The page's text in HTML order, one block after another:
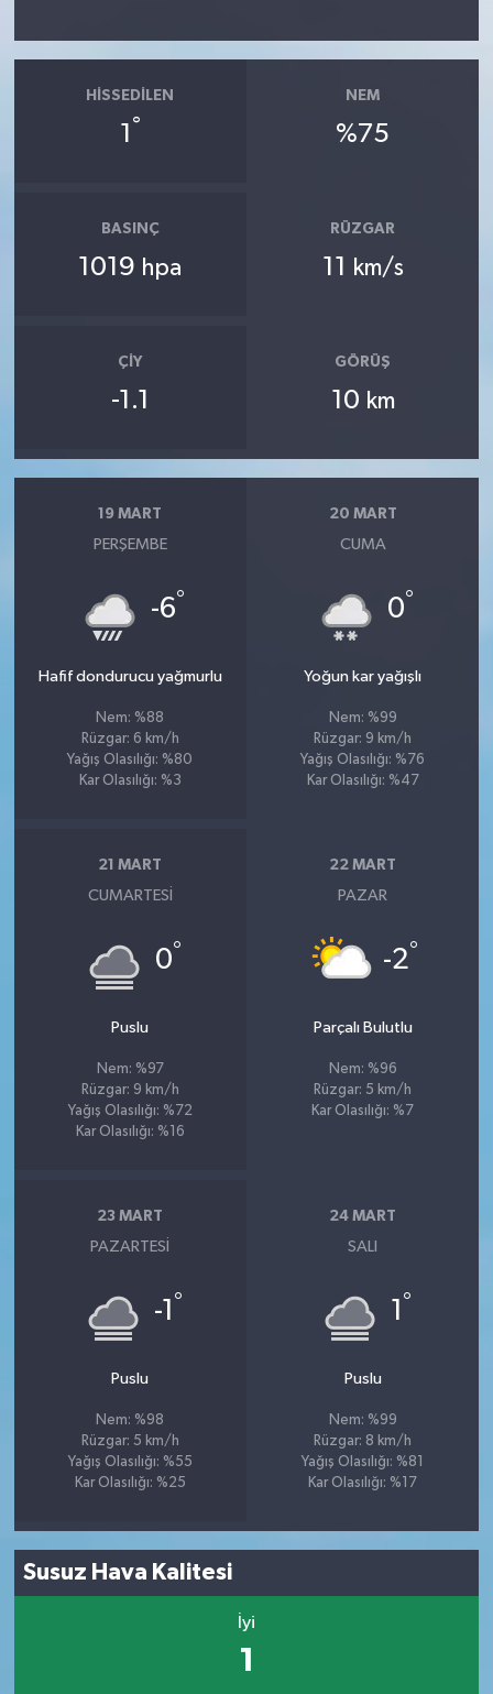
HISSEDILEN
1 °
NEM
%75
BASINÇ
1019 hpa
RÜZGAR
11 km/s
ÇIY
-1.1
GÖRÜŞ
10 km
19 MART
PERŞEMBE
-6°
Hafif dondurucu yağmurlu
Nem: %88
Rüzgar: 6 km/h
Yağış Olasılığı: %80
Kar Olasılığı: %3
20 MART
CUMA
0°
Yoğun kar yağışlı
Nem: %99
Rüzgar: 9 km/h
Yağış Olasılığı: %76
Kar Olasılığı: %47
21 MART
CUMARTESI
0°
Puslu
Nem: %97
Rüzgar: 9 km/h
Yağış Olasılığı: %72
Kar Olasılığı: %16
22 MART
PAZAR
-2°
Parçalı Bulutlu
Nem: %96
Rüzgar: 5 km/h
Kar Olasılığı: %7
23 MART
PAZARTESI
-1 °
Puslu
Nem: %98
Rüzgar: 5 km/h
Yağış Olasılığı: %55
Kar Olasılığı: %25
24 MART
SALI
1 °
Puslu
Nem: %99
Rüzgar: 8 km/h
Yağış Olasılığı: %81
Kar Olasılığı: %17
Susuz Hava Kalitesi
İyi
1